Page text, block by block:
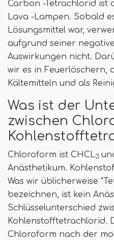
Carbon -Tetrachlorid ist
Lava -Lampen. Sobald
Lösungsmittel war,
aufgrund seiner
Auswirkungen nicht.
wir es in Feuerlöschern,
Kältemitteln und als
Was ist der
zwischen
Chloroform ist CHCL3
Anästhetikum.
Was wir üblicherweise
bezeichnen, ist kein
Schlüsselunterschied
Kohlenstofftetrachlorid.
Chloroform nach der